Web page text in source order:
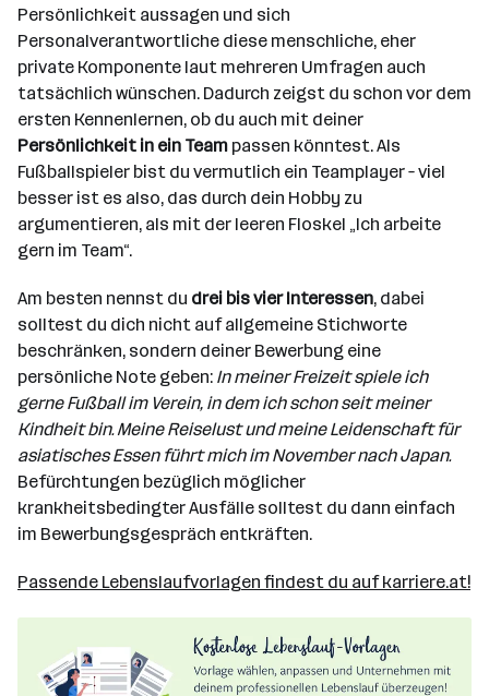
Persönlichkeit aussagen und sich
Personalverantwortliche diese menschliche, eher
private Komponente laut mehreren Umfragen auch
tatsächlich wünschen. Dadurch zeigst du schon vor dem
ersten Kennenlernen, ob du auch mit deiner
Persönlichkeit in ein Team passen könntest. Als
Fußballspieler bist du vermutlich ein Teamplayer – viel
besser ist es also, das durch dein Hobby zu
argumentieren, als mit der leeren Floskel „Ich arbeite
gern im Team“.
Am besten nennst du drei bis vier Interessen, dabei
solltest du dich nicht auf allgemeine Stichworte
beschränken, sondern deiner Bewerbung eine
persönliche Note geben: In meiner Freizeit spiele ich
gerne Fußball im Verein, in dem ich schon seit meiner
Kindheit bin. Meine Reiselust und meine Leidenschaft für
asiatisches Essen führt mich im November nach Japan.
Befürchtungen bezüglich möglicher
krankheitsbedingter Ausfälle solltest du dann einfach
im Bewerbungsgespräch entkräften.
Passende Lebenslaufvorlagen findest du auf karriere.at!